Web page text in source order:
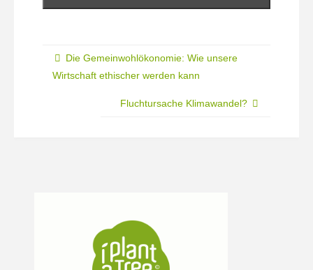
Die Gemeinwohlökonomie: Wie unsere
Wirtschaft ethischer werden kann
Fluchtursache Klimawandel?